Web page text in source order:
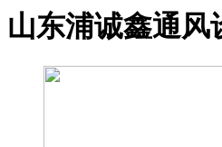
山东浦诚鑫通风